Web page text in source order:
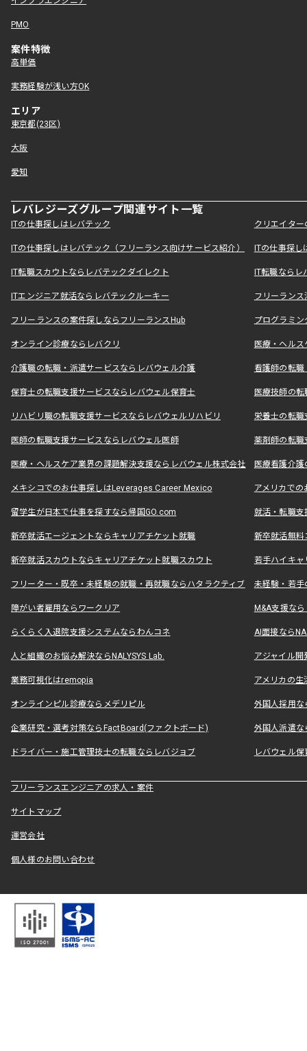
PMO
案件特徴
高単価
実務経験が浅い方OK
エリア
東京都(23区)
大阪
愛知
レバレジーズグループ関連サイト一覧
ITの仕事探しはレバテック クリエイタ
ITの仕事探しはレバテック（フリーランス向けサービス紹介） ITの仕事探
IT転職スカウトならレバテックダイレクト IT転職なら
ITエンジニア就活ならレバテックルーキー フリーラン
フリーランスの案件探しならフリーランスHub プログラミ
オンライン診療ならレバクリ 医療・ヘル
介護職の転職・派遣サービスならレバウェル介護 看護師の転
保育士の転職支援サービスならレバウェル保育士 医療技師の
リハビリ職の転職支援サービスならレバウェルリハビリ 栄養士の転
医師の転職支援サービスならレバウェル医師 薬剤師の転
医療・ヘルスケア業界の課題解決支援ならレバウェル株式会社 医療看護介
メキシコでのお仕事探しはLeverages Career Mexico アメリカで
留学生が日本で仕事を探すなら帰国GO.com 就活・転職
新卒就活エージェントならキャリアチケット就職 新卒就活無料
新卒就活スカウトならキャリアチケット就職スカウト 若手ハイキ
フリーター・既卒・未経験の就職・再就職ならハタラクティブ 未経験・若手
障がい者雇用ならワークリア M&A支援な
らくらく入退院支援システムならわんコネ AI面接なら
人と組織のお悩み解決ならNALYSYS Lab. アジャイル
業務可視化はremopia アメリカの
オンラインピル診療ならメデリピル 外国人採用
企業研究・選考対策ならFactBoard(ファクトボード) 外国人派遣な
ドライバー・施工管理技士の転職ならレバジョブ レバウェル
フリーランスエンジニアの求人・案件
サイトマップ
運営会社
個人様のお問い合わせ